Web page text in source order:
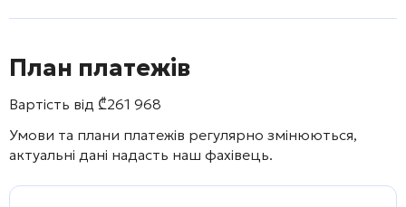
План платежів
Вартість від ₾261 968
Умови та плани платежів регулярно змінюються,
актуальні дані надасть наш фахівець.